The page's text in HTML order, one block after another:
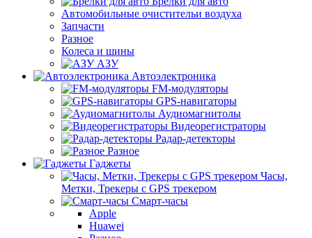
Автомобильные очистительи воздуха
Запчасти
Разное
Колеса и шины
АЗУ
Автоэлектроника
FM-модуляторы
GPS-навигаторы
Аудиомагнитолы
Видеорегистраторы
Радар-детекторы
Разное
Гаджеты
Часы,
Метки, Трекеры с GPS трекером
Смарт-часы
Apple
Huawei